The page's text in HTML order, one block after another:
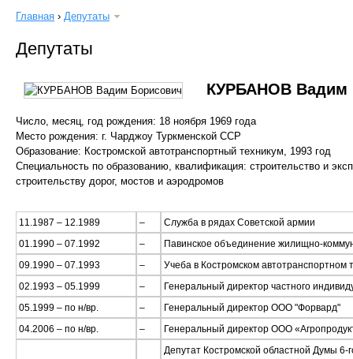
Главная › Депутаты
Депутаты
КУРБАНОВ Вадим
Число, месяц, год рождения: 18 ноября 1969 года
Место рождения: г. Чарджоу Туркменской ССР
Образование: Костромской автотранспортный техникум, 1993 год
Специальность по образованию, квалификация: строительство и
строительству дорог, мостов и аэродромов
11.1987 – 12.1989 – Служба в рядах Советской армии
01.1990 – 07.1992 – Павинское объединение жилищно-
09.1990 – 07.1993 – Учеба в Костромском автотранспортном
02.1993 – 05.1999 – Генеральный директор частного
05.1999 – по н/вр. – Генеральный директор ООО "Форвард"
04.2006 – по н/вр. – Генеральный директор ООО
Депутат Костромской областной Думы 6-